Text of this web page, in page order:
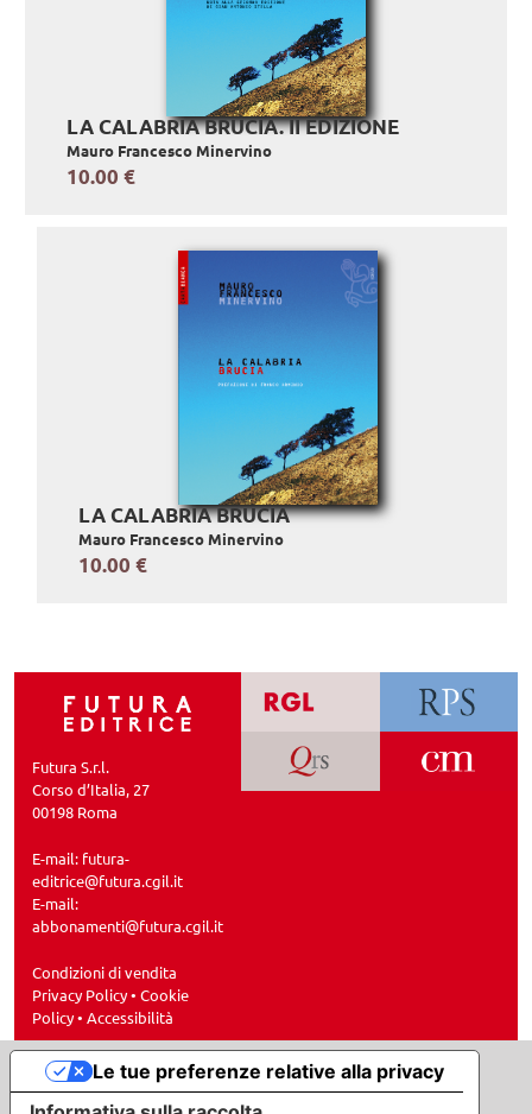
LA CALABRIA BRUCIA. II EDIZIONE
Mauro Francesco Minervino
10.00 €
LA CALABRIA BRUCIA
Mauro Francesco Minervino
10.00 €
Futura S.r.l.
Corso d’Italia, 27
00198 Roma
E-mail: futura-
editrice@futura.cgil.it
E-mail:
abbonamenti@futura.cgil.it
Condizioni di vendita
Privacy Policy• Cookie
Policy• Accessibilità
Le tue preferenze relative alla privacy